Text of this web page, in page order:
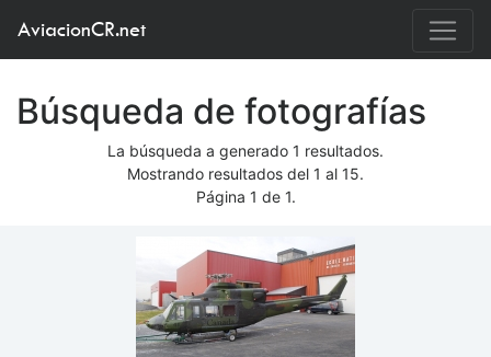
AviacionCR.net
Búsqueda de fotografías
La búsqueda a generado 1 resultados.
Mostrando resultados del 1 al 15.
Página 1 de 1.